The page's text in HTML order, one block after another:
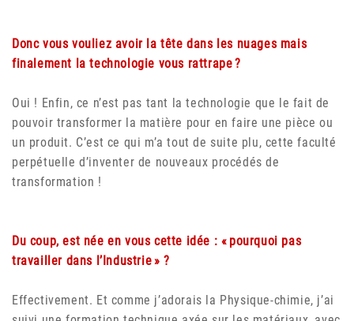
Donc vous vouliez avoir la tête dans les nuages mais
finalement la technologie vous rattrape ?
Oui ! Enfin, ce n’est pas tant la technologie que le fait de
pouvoir transformer la matière pour en faire une pièce ou
un produit. C’est ce qui m’a tout de suite plu, cette faculté
perpétuelle d’inventer de nouveaux procédés de
transformation !
Du coup, est née en vous cette idée : « pourquoi pas
travailler dans l’Industrie » ?
Effectivement. Et comme j’adorais la Physique-chimie, j’ai